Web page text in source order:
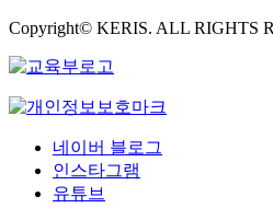
Copyright© KERIS. ALL RIGHTS
네이버 블로그
인스타그램
유튜브